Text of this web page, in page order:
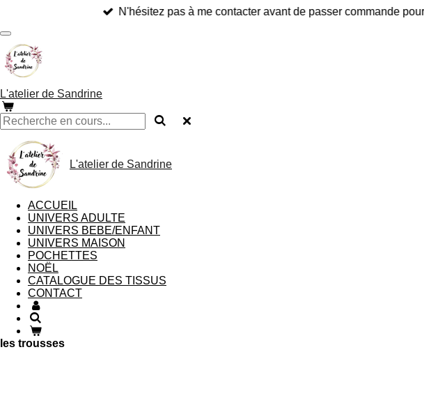
contenu
principal
N'hésitez pas à me contacter avant de passer commande
L'atelier de Sandrine
L'atelier de Sandrine
ACCUEIL
UNIVERS ADULTE
UNIVERS BEBE/ENFANT
UNIVERS MAISON
POCHETTES
NOËL
CATALOGUE DES TISSUS
CONTACT
les trousses